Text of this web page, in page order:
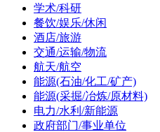
学术/科研
餐饮/娱乐/休闲
酒店/旅游
交通/运输/物流
航天/航空
能源(石油/化工/矿产)
能源(采掘/冶炼/原材料)
电力/水利/新能源
政府部门/事业单位